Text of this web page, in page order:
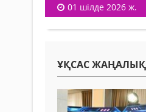
01 шілде 2026 ж.
ҰҚСАС